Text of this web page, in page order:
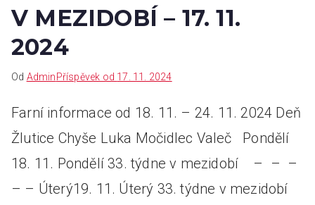
V MEZIDOBÍ – 17. 11.
2024
Od AdminPříspěvek od 17. 11. 2024
Farní informace od 18. 11. – 24. 11. 2024 Deň
Žlutice Chyše Luka Močidlec Valeč Pondělí
18. 11. Pondělí 33. týdne v mezidobí – – –
– – Úterý19. 11. Úterý 33. týdne v mezidobí